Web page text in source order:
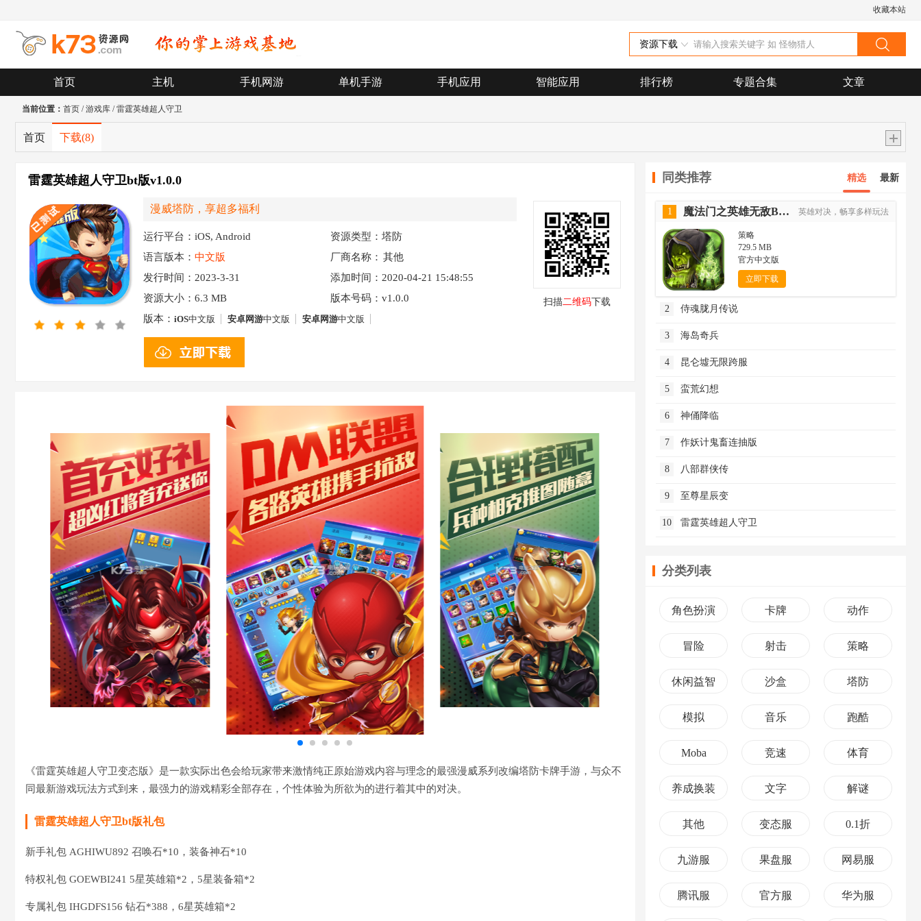
收藏本站
资源下载
首页 主机 手机网游 单机手游 手机应用 智能应用 排行榜 专题合集 文章
当前位置： 首页 /游戏库 /雷霆英雄超人守卫
首页 下载(8)
雷霆英雄超人守卫bt版v1.0.0
漫威塔防，享超多福利
运行平台：iOS, Android
资源类型：塔防
语言版本： 中文版 厂商名称： 其他
发行时间：2023-3-31
添加时间：2020-04-21 15:48:55
资源大小： 6.3 MB
版本号码：v1.0.0
版本： iOS中文版 安卓网游中文版 安卓网游中文版
扫描二维码下载
《雷霆英雄超人守卫变态版》是一款实际出色会给玩家带来激情纯正原始游戏内容与理念的最强漫威系列改编塔防卡牌手游，与众不
同最新游戏玩法方式到来，最强力的游戏精彩全部存在，个性体验为所欲为的进行着其中的对决。
雷霆英雄超人守卫bt版礼包
新手礼包 AGHIWU892 召唤石*10，装备神石*10
特权礼包 GOEWBI241 5星英雄箱*2，5星装备箱*2
专属礼包 IHGDFS156 钻石*388，6星英雄箱*2
同类推荐 精选 最新
1 魔法门之英雄无敌BT版 英雄对决，畅享多样玩法
策略
729.5 MB
官方中文版
立即下载
2 侍魂胧月传说
3 海岛奇兵
4 昆仑墟无限跨服
5 蛮荒幻想
6 神俑降临
7 作妖计鬼畜连抽版
8 八部群侠传
9 至尊星辰变
10 雷霆英雄超人守卫
分类列表
角色扮演 卡牌 动作
冒险 射击 策略
休闲益智 沙盒 塔防
模拟 音乐 跑酷
Moba 竞速 体育
养成换装 文字 解谜
其他 变态服 0.1折
九游服 果盘服 网易服
腾讯服 官方服 华为服